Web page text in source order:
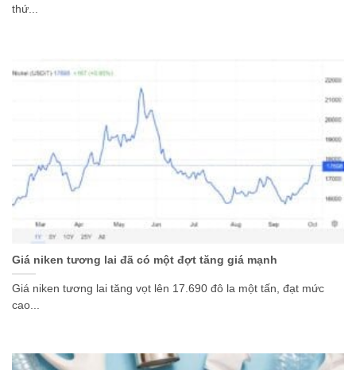
thứ...
Giá niken tương lai đã có một đợt tăng giá mạnh
Giá niken tương lai tăng vọt lên 17.690 đô la một tấn, đạt mức
cao...